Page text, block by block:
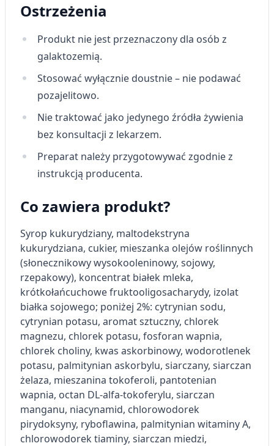
Ostrzeżenia
Produkt nie jest przeznaczony dla osób z
galaktozemią.
Stosować wyłącznie doustnie – nie podawać
pozajelitowo.
Nie traktować jako jedynego źródła żywienia
bez konsultacji z lekarzem.
Preparat należy przygotowywać zgodnie z
instrukcją producenta.
Co zawiera produkt?
Syrop kukurydziany, maltodekstryna
kukurydziana, cukier, mieszanka olejów roślinnych
(słonecznikowy wysokooleninowy, sojowy,
rzepakowy), koncentrat białek mleka,
krótkołańcuchowe fruktooligosacharydy, izolat
białka sojowego; poniżej 2%: cytrynian sodu,
cytrynian potasu, aromat sztuczny, chlorek
magnezu, chlorek potasu, fosforan wapnia,
chlorek choliny, kwas askorbinowy, wodorotlenek
potasu, palmitynian askorbylu, siarczany, siarczan
żelaza, mieszanina tokoferoli, pantotenian
wapnia, octan DL‑alfa‑tokoferylu, siarczan
manganu, niacynamid, chlorowodorek
pirydoksyny, ryboflawina, palmitynian witaminy A,
chlorowodorek tiaminy, siarczan miedzi,
Tworzenie profili w celu personalizacji treści
Wykorzystywanie profili w celu doboru
spersonalizowanych treści
Pomiar efektywności reklam
Pomiar efektywności treści
Rozumienie odbiorców dzięki statystyce lub
kombinacji danych z różnych źródeł
Rozwój i ulepszanie usług
wyboru treści
Użycie dokładnych danych
geolokalizacyjnych
Identyfikowanie urządzeń na podstawie
aktywnie żądanych informacji
Cele przetwarzania inne niż IAB:
Niezbędne
Wydajność (Performance)
Reklama / śledzenie